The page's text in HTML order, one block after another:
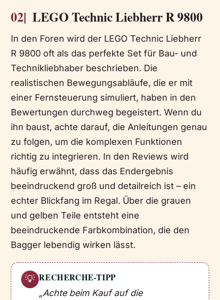
02| LEGO Technic Liebherr R 9800
In den Foren wird der LEGO Technic Liebherr
R 9800 oft als das perfekte Set für Bau- und
Technikliebhaber beschrieben. Die
realistischen Bewegungsabläufe, die er mit
einer Fernsteuerung simuliert, haben in den
Bewertungen durchweg begeistert. Wenn du
ihn baust, achte darauf, die Anleitungen genau
zu folgen, um die komplexen Funktionen
richtig zu integrieren. In den Reviews wird
häufig erwähnt, dass das Endergebnis
beeindruckend groß und detailreich ist – ein
echter Blickfang im Regal. Über die grauen
und gelben Teile entsteht eine
beeindruckende Farbkombination, die den
Bagger lebendig wirken lässt.
💡 RECHERCHE-TIPP
„Achte beim Kauf auf die